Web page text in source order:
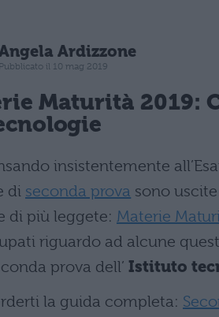
Ardizzone
Pubblicato il 10 mag 2019
Maturità 2019:
insistentemente
di seconda prova sono
di più leggete: Materie
riguardo ad alcune
prova dell’ Istituto
la guida completa: